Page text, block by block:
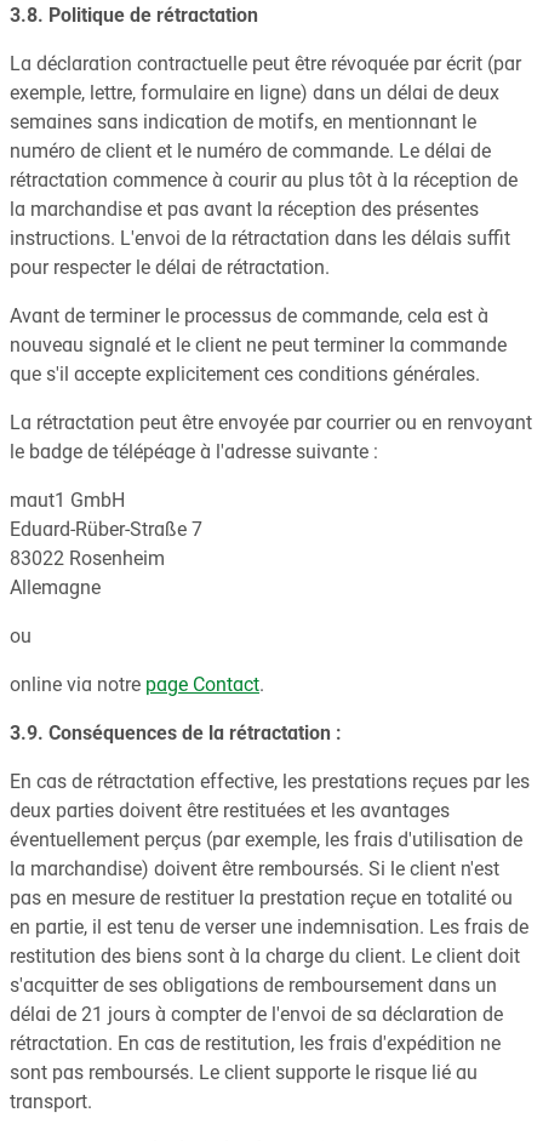
3.8. Politique de rétractation
La déclaration contractuelle peut être révoquée par écrit (par
exemple, lettre, formulaire en ligne) dans un délai de deux
semaines sans indication de motifs, en mentionnant le
numéro de client et le numéro de commande. Le délai de
rétractation commence à courir au plus tôt à la réception de
la marchandise et pas avant la réception des présentes
instructions. L'envoi de la rétractation dans les délais suffit
pour respecter le délai de rétractation.
Avant de terminer le processus de commande, cela est à
nouveau signalé et le client ne peut terminer la commande
que s'il accepte explicitement ces conditions générales.
La rétractation peut être envoyée par courrier ou en renvoyant
le badge de télépéage à l'adresse suivante :
maut1 GmbH
Eduard-Rüber-Straße 7
83022 Rosenheim
Allemagne
ou
online via notre page Contact.
3.9. Conséquences de la rétractation :
En cas de rétractation effective, les prestations reçues par les
deux parties doivent être restituées et les avantages
éventuellement perçus (par exemple, les frais d'utilisation de
la marchandise) doivent être remboursés. Si le client n'est
pas en mesure de restituer la prestation reçue en totalité ou
en partie, il est tenu de verser une indemnisation. Les frais de
restitution des biens sont à la charge du client. Le client doit
s'acquitter de ses obligations de remboursement dans un
délai de 21 jours à compter de l'envoi de sa déclaration de
rétractation. En cas de restitution, les frais d'expédition ne
sont pas remboursés. Le client supporte le risque lié au
transport.